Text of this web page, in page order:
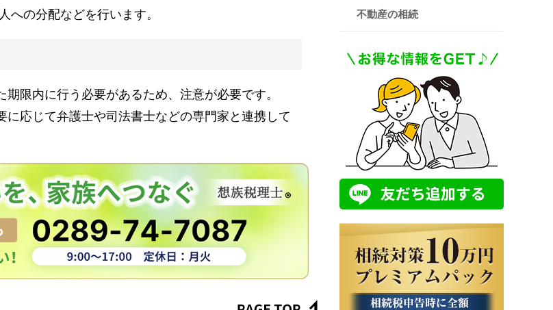
への分配などを行います。
限内に行う必要があるため、注意が必要です。
応じて弁護士や司法書士などの専門家と連携して
不動産の相続